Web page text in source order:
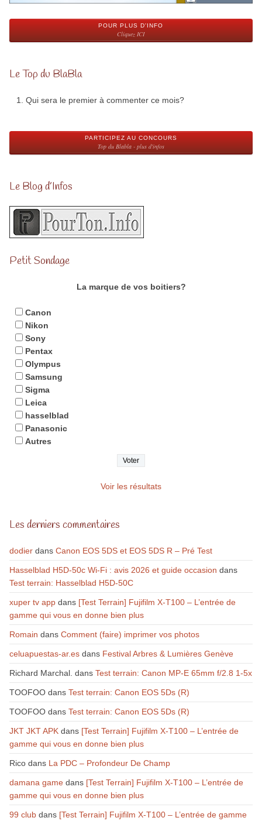
POUR PLUS D'INFO
Cliquez ICI
Le Top du BlaBla
Qui sera le premier à commenter ce mois?
PARTICIPEZ AU CONCOURS
Top du Blabla - plus d'infos
Le Blog d’Infos
Petit Sondage
La marque de vos boitiers?
Canon
Nikon
Sony
Pentax
Olympus
Samsung
Sigma
Leica
hasselblad
Panasonic
Autres
Voir les résultats
Les derniers commentaires
dodierdans Canon EOS 5DS et EOS 5DS R – Pré Test
Hasselblad H5D-50c Wi-Fi : avis 2026 et guide occasion dans
Test terrain: Hasselblad H5D-50C
xuper tv appdans [Test Terrain] Fujifilm X-T100 – L’entrée de
gamme qui vous en donne bien plus
Romain dans Comment (faire) imprimer vos photos
celuapuestas-ar.esdans Festival Arbres & Lumières Genève
Richard Marchal. dans Test terrain: Canon MP-E 65mm f/2.8 1-5x
TOOFOOdans Test terrain: Canon EOS 5Ds (R)
TOOFOOdans Test terrain: Canon EOS 5Ds (R)
JKT JKT APKdans [Test Terrain] Fujifilm X-T100 – L’entrée de
gamme qui vous en donne bien plus
Ricodans La PDC – Profondeur De Champ
damana gamedans [Test Terrain] Fujifilm X-T100 – L’entrée de
gamme qui vous en donne bien plus
99 clubdans [Test Terrain] Fujifilm X-T100 – L’entrée de gamme